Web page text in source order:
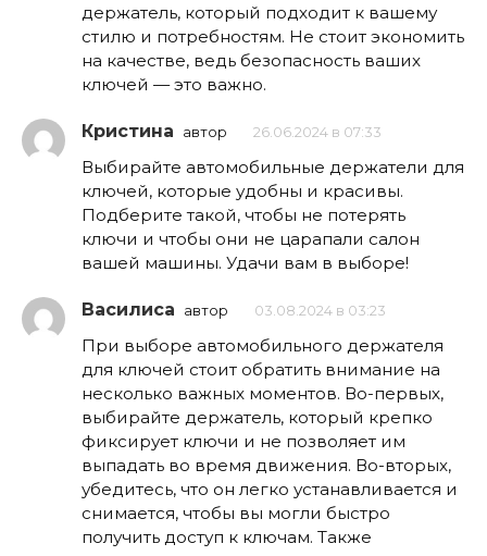
держатель, который подходит к вашему
стилю и потребностям. Не стоит экономить
на качестве, ведь безопасность ваших
ключей — это важно.
Кристина автор 26.06.2024 в 07:33
Выбирайте автомобильные держатели для
ключей, которые удобны и красивы.
Подберите такой, чтобы не потерять
ключи и чтобы они не царапали салон
вашей машины. Удачи вам в выборе!
Василиса автор 03.08.2024 в 03:23
При выборе автомобильного держателя
для ключей стоит обратить внимание на
несколько важных моментов. Во-первых,
выбирайте держатель, который крепко
фиксирует ключи и не позволяет им
выпадать во время движения. Во-вторых,
убедитесь, что он легко устанавливается и
снимается, чтобы вы могли быстро
получить доступ к ключам. Также